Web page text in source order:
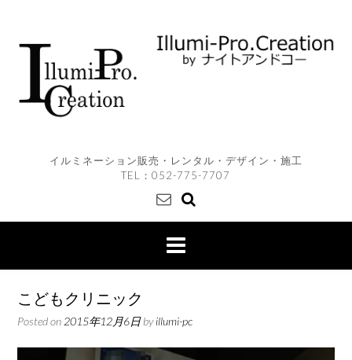
content
イルミネーション販売・レンタル・デザイン・施工
TEL： 052-775-7707
こどもクリニック
Posted on 2015年12月6日byillumi-pc